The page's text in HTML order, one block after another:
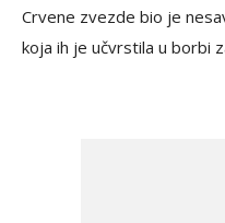
Crvene zvezde bio je
koja ih je učvrstila u borbi